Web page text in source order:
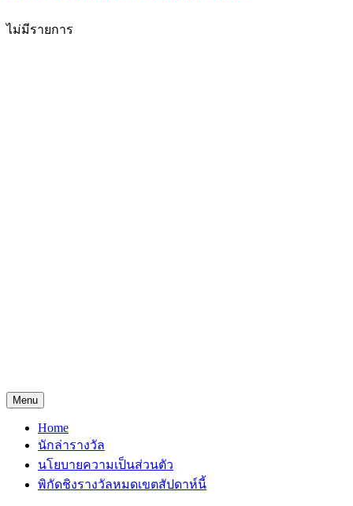
ไม่มีรายการ
Menu
Home
นักล่ารางวัล
นโยบายความเป็นส่วนตัว
พิกัดชิงรางวัลหมดเขตสัปดาห์นี้